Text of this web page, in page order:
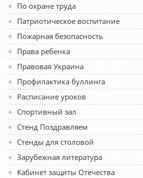
По охране труда
Патриотическое воспитание
Пожарная безопасность
Права ребенка
Правовая Украина
Профилактика буллинга
Расписание уроков
Спортивный зал
Стенд Поздравляем
Стенды для столовой
Зарубежная литература
Кабинет защиты Отечества